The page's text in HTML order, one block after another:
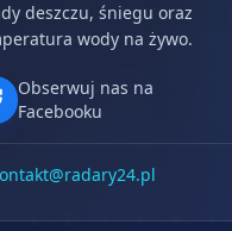
deszczu, śniegu oraz
wody na żywo.
Obserwuj nas na
Facebooku